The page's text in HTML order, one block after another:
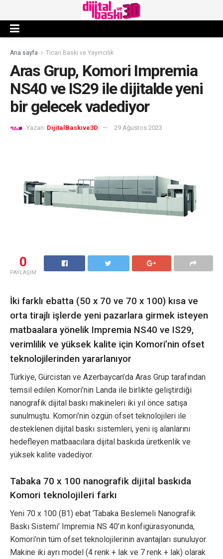
Ana sayfa Ticari Baskı ve Yayıncılık
Aras Grup, Komori Impremia
NS40 ve IS29 ile dijitalde yeni
bir gelecek vadediyor
Yazan: DijitalBaskıve3D 29 Ağustos 2023
0
PAYLAŞIM
İki farklı ebatta (50 x 70 ve 70 x 100) kısa ve
orta tirajlı işlerde yeni pazarlara girmek isteyen
matbaalara yönelik Impremia NS40 ve IS29,
verimlilik ve yüksek kalite için Komori’nin ofset
teknolojilerinden yararlanıyor
Türkiye, Gürcistan ve Azerbaycan’da Aras Grup tarafından
temsil edilen Komori’nin Landa ile birlikte geliştirdiği
nanografik dijital baskı makineleri iki yıl önce satışa
sunulmuştu. Komori’nin özgün ofset teknolojileri ile
desteklenen dijital baskı sistemleri, yeni iş alanlarını
hedefleyen matbaacılara dijital baskıda üretkenlik ve
yüksek kalite vadediyor.
Tabaka 70 x 100 nanografik dijital baskıda
Komori teknolojileri farkı
Yeni 70 x 100 (B1) ebat ‘Tabaka Beslemeli Nanografik
Baskı Sistemi’ Impremia NS 40’ın konfigürasyonunda,
Komori’nin tüm ofset teknolojilerinin avantajları sunuluyor.
Makine iki ayrı model (4 renk + lak ve 7 renk + lak) olarak